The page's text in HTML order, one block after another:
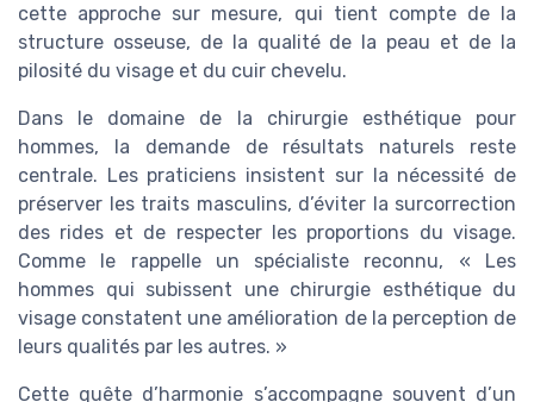
cette approche sur mesure, qui tient compte de la
structure osseuse, de la qualité de la peau et de la
pilosité du visage et du cuir chevelu.
Dans le domaine de la chirurgie esthétique pour
hommes, la demande de résultats naturels reste
centrale. Les praticiens insistent sur la nécessité de
préserver les traits masculins, d’éviter la surcorrection
des rides et de respecter les proportions du visage.
Comme le rappelle un spécialiste reconnu, « Les
hommes qui subissent une chirurgie esthétique du
visage constatent une amélioration de la perception de
leurs qualités par les autres. »
Cette quête d’harmonie s’accompagne souvent d’un